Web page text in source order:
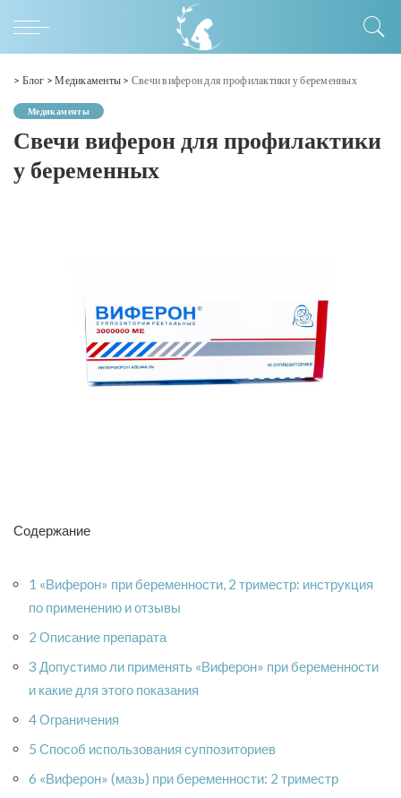
> Блог >Медикаменты > Свечи виферон для профилактики у беременных
Медикаменты
Свечи виферон для профилактики
у беременных
Содержание
1 «Виферон» при беременности, 2 триместр: инструкция
по применению и отзывы
2 Описание препарата
3 Допустимо ли применять «Виферон» при беременности
и какие для этого показания
4 Ограничения
5 Способ использования суппозиториев
6 «Виферон» (мазь) при беременности: 2 триместр